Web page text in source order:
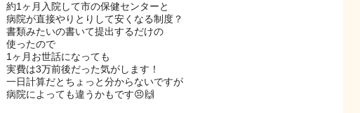
約1ヶ月入院して市の保健センターと
病院が直接やりとりして安くなる制度？
書類みたいの書いて提出するだけの
使ったので
1ヶ月お世話になっても
実費は3万前後だった気がします！
一日計算だとちょっと分からないですが
病院によっても違うかもです😣🙌